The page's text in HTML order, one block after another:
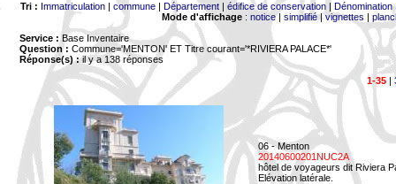
Tri : Immatriculation| commune| Département| édifice de conservation| Dénomination
Mode d'affichage: notice| simplifié|vignettes |
Service : Base Inventaire
Question : Commune='MENTON' ET Titre courant='*RIVIERA PALACE*'
Réponse(s) :il y a 138 réponses
1-35|
06 - Menton
20140600201NUC2A
hôtel de voyageurs dit Riviera
Elévation latérale.